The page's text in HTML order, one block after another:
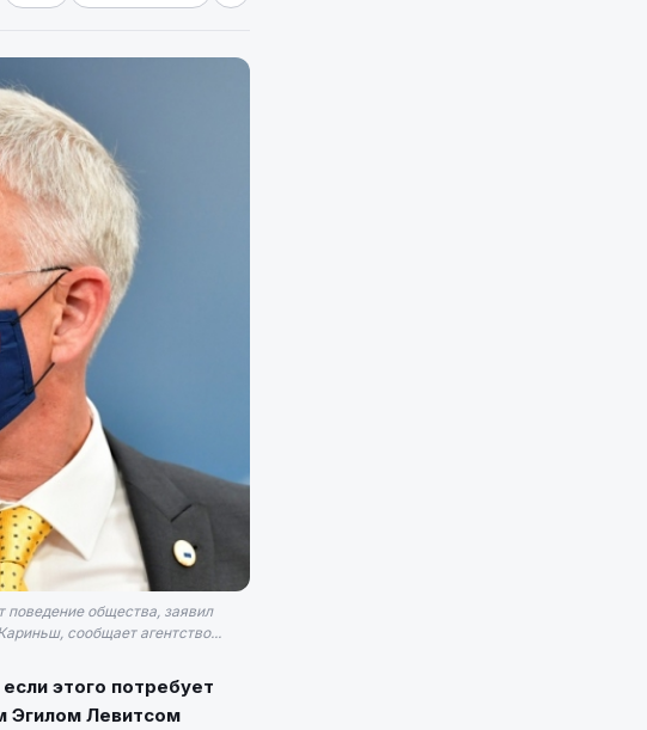
поведение общества, заявил
сообщает агентство...
этого потребует
Эгилом Левитсом